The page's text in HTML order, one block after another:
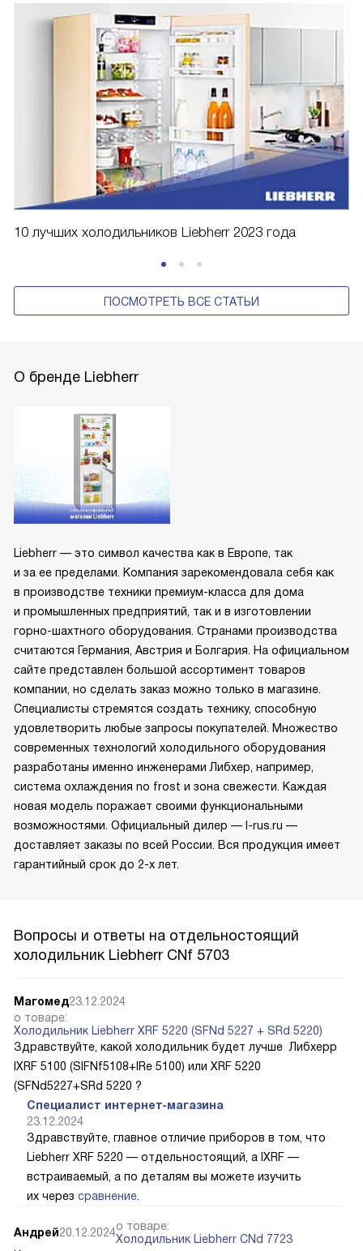
10 лучших холодильников Liebherr 2023 года
ПОСМОТРЕТЬ ВСЕ СТАТЬИ
О бренде Liebherr
Liebherr — это символ качества как в Европе, так
и за ее пределами. Компания зарекомендовала себя как
в производстве техники премиум-класса для дома
и промышленных предприятий, так и в изготовлении
горно-шахтного оборудования. Странами производства
считаются Германия, Австрия и Болгария. На официальном
сайте представлен большой ассортимент товаров
компании, но сделать заказ можно только в магазине.
Специалисты стремятся создать технику, способную
удовлетворить любые запросы покупателей. Множество
современных технологий холодильного оборудования
разработаны именно инженерами Либхер, например,
система охлаждения no frost и зона свежести. Каждая
новая модель поражает своими функциональными
возможностями. Официальный дилер — l-rus.ru —
доставляет заказы по всей России. Вся продукция имеет
гарантийный срок до 2-х лет.
Вопросы и ответы на отдельностоящий
холодильник Liebherr CNf 5703
Магомед23.12.2024
о товаре:
Холодильник Liebherr XRF 5220 (SFNd 5227 + SRd 5220)
Здравствуйте, какой холодильник будет лучше Либхерр
IXRF 5100 (SIFNf5108+IRe 5100) или XRF 5220
(SFNd5227+SRd 5220 ?
Специалист интернет-магазина
23.12.2024
Здравствуйте, главное отличие приборов в том, что
Liebherr XRF 5220 — отдельностоящий, а IXRF —
встраиваемый, а по деталям вы можете изучить
их через сравнение.
Андрей20.12.2024о товаре:
Холодильник Liebherr CNd 7723